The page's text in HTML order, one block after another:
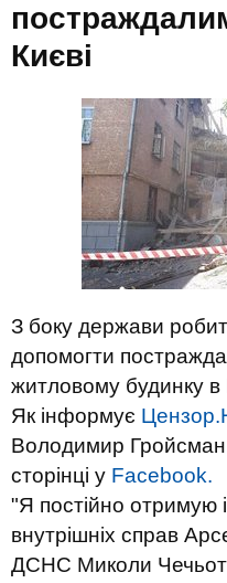
Києві
З боку держави
допомогти
житловому будинку в
Як інформує
Володимир Гройсман
сторінці у Facebook.
"Я постійно отримую
внутрішніх справ
ДСНС Миколи